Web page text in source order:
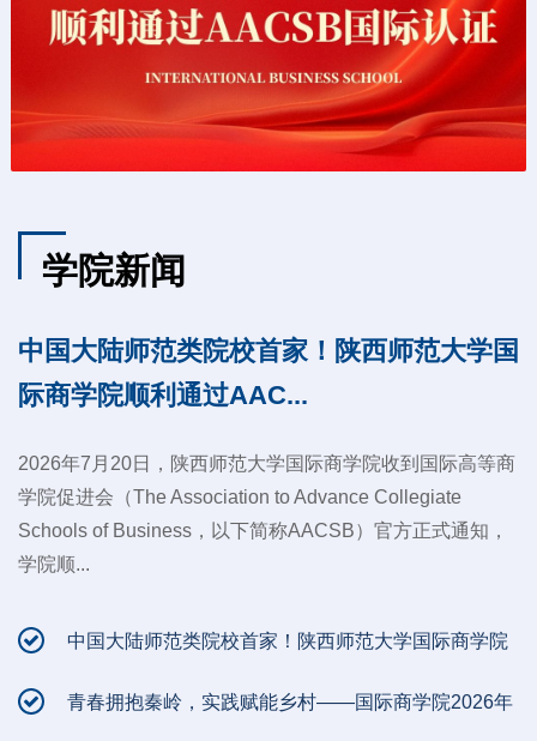
学院新闻
中国大陆师范类院校首家！陕西师范大学国
际商学院顺利通过AAC...
2026年7月20日，陕西师范大学国际商学院收到国际高等商
学院促进会（The Association to Advance Collegiate
Schools of Business，以下简称AACSB）官方正式通知，
学院顺...
中国大陆师范类院校首家！陕西师范大学国际商学院
青春拥抱秦岭，实践赋能乡村——国际商学院2026年